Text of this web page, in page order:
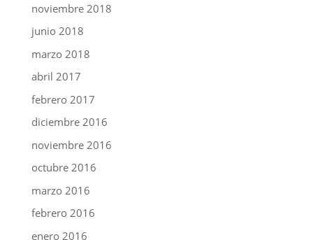
noviembre 2018
junio 2018
marzo 2018
abril 2017
febrero 2017
diciembre 2016
noviembre 2016
octubre 2016
marzo 2016
febrero 2016
enero 2016